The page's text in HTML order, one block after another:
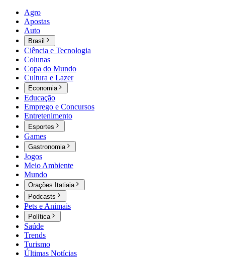
Agro
Apostas
Auto
Brasil
Ciência e Tecnologia
Colunas
Copa do Mundo
Cultura e Lazer
Economia
Educação
Emprego e Concursos
Entretenimento
Esportes
Games
Gastronomia
Jogos
Meio Ambiente
Mundo
Orações Itatiaia
Podcasts
Pets e Animais
Política
Saúde
Trends
Turismo
Últimas Notícias